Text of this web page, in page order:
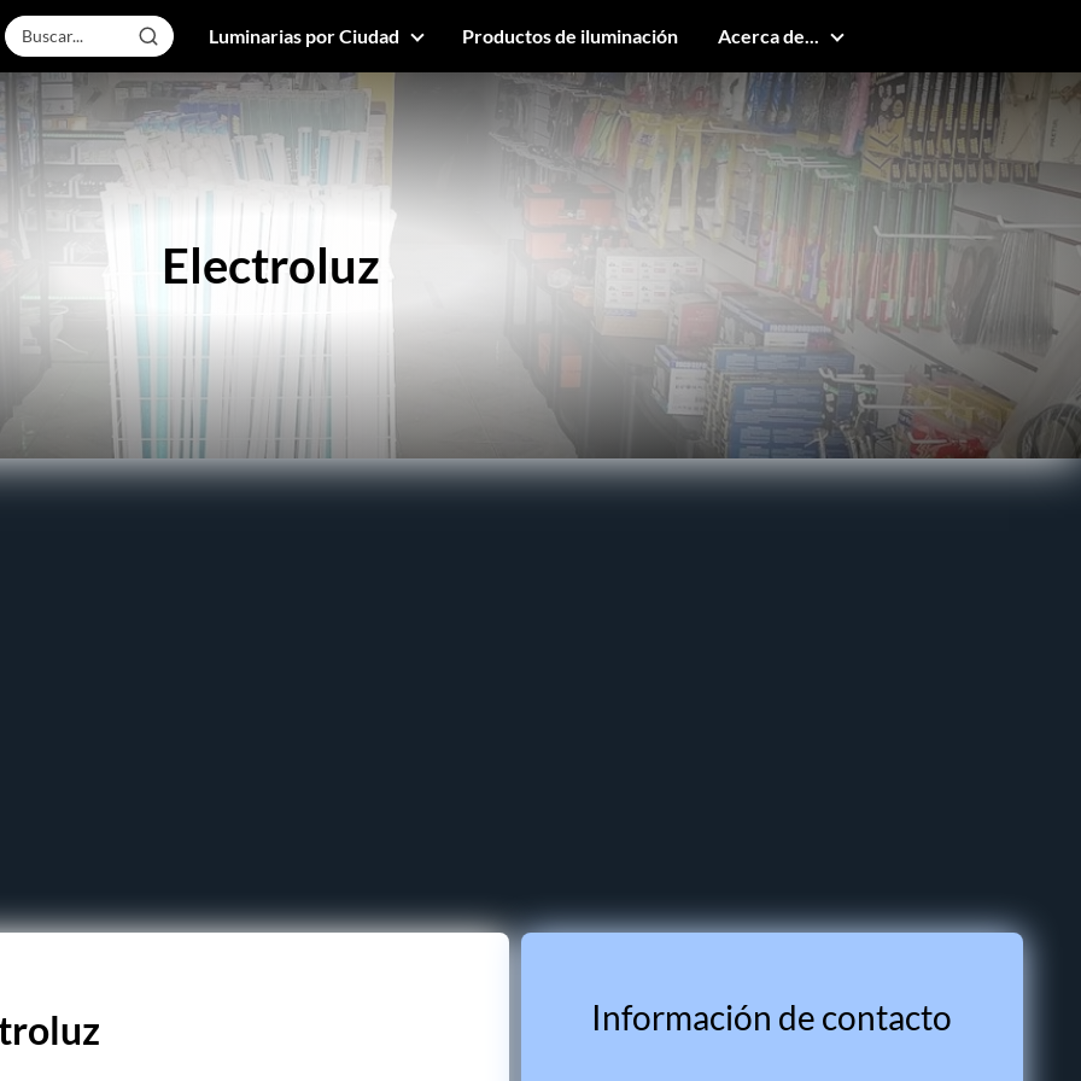
Luminarias por Ciudad Productos de iluminación Acerca de...
Electroluz
Información de contacto